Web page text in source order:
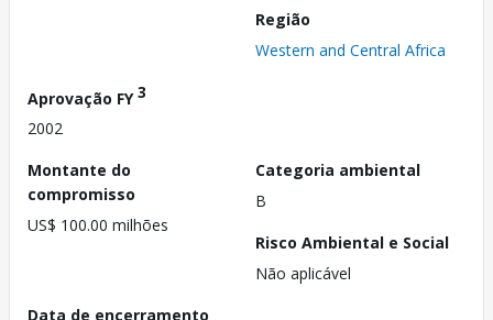
Região
Western and Central Africa
Aprovação FY3
2002
Montante do
compromisso
US$ 100.00 milhões
Categoria ambiental
B
Risco Ambiental e Social
Não aplicável
Data de encerramento